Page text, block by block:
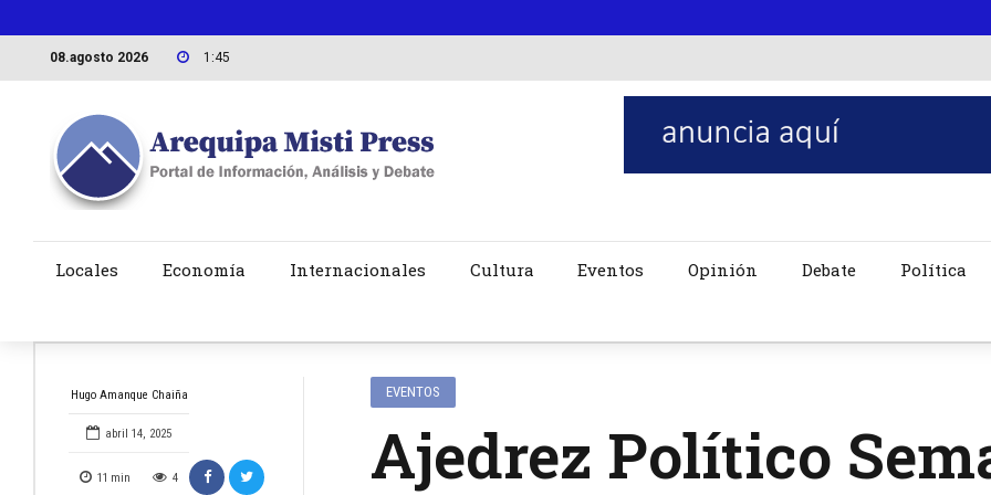
08.agosto 2026 1:45
Locales Economía Internacionales Cultura Eventos Opinión Debate Política
Hugo Amanque Chaiña
abril 14, 2025
11 min 4
EVENTOS
Ajedrez Político